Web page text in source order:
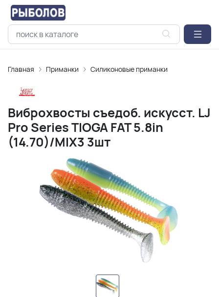
Главная Приманки Силиконовые приманки
Виброхвосты съедоб. искусст. LJ
Pro Series TIOGA FAT 5.8in
(14.70)/MIX3 3шт